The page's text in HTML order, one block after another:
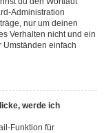
Administration
nur um deinen
Verhalten nicht und ein
Umständen einfach
werde ich
Funktion für